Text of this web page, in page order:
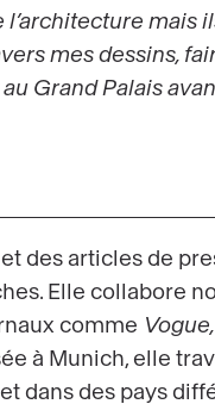
mais
mes dessins,
Grand Palais
des articles de
Elle collabore
comme
à Munich, elle
et dans des pays